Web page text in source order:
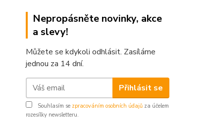
Nepropásněte novinky, akce
a slevy!
Můžete se kdykoli odhlásit. Zasíláme
jednou za 14 dní.
Přihlásit se
Souhlasím se zpracováním osobních údajů za účelem
rozesílky newsletteru.